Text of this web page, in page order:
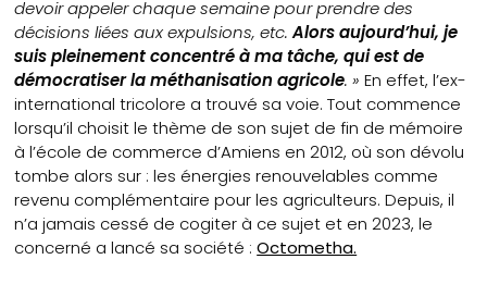
devoir appeler chaque semaine pour prendre des
décisions liées aux expulsions, etc.Alors aujourd’hui, je
suis pleinement concentré à ma tâche, qui est de
démocratiser la méthanisation agricole. » En effet, l’ex-
international tricolore a trouvé sa voie. Tout commence
lorsqu’il choisit le thème de son sujet de fin de mémoire
à l’école de commerce d’Amiens en 2012, où son dévolu
tombe alors sur : les énergies renouvelables comme
revenu complémentaire pour les agriculteurs. Depuis, il
n’a jamais cessé de cogiter à ce sujet et en 2023, le
concerné a lancé sa société :Octometha.